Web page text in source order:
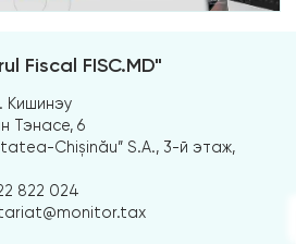
Fiscal FISC.MD"
Кишинэу
Тэнасе, 6
Chișinău” S.A., 3-й этаж,
822 024